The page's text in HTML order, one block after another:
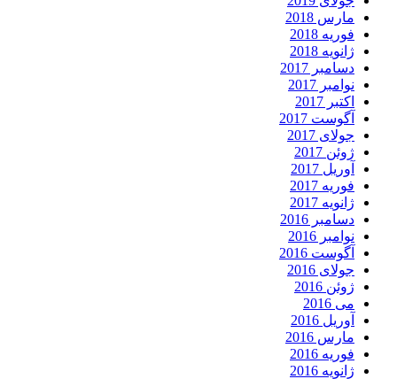
مارس 2018
فوریه 2018
ژانویه 2018
دسامبر 2017
نوامبر 2017
اکتبر 2017
آگوست 2017
جولای 2017
ژوئن 2017
آوریل 2017
فوریه 2017
ژانویه 2017
دسامبر 2016
نوامبر 2016
آگوست 2016
جولای 2016
ژوئن 2016
می 2016
آوریل 2016
مارس 2016
فوریه 2016
ژانویه 2016